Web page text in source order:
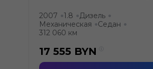
2007 ●1.8 ●Дизель ●
Механическая ●Седан ●
312 060 км
17 555 BYN